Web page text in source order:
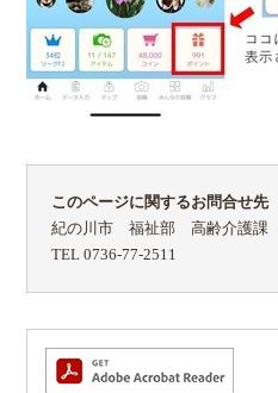
このページに関するお問合せ先
紀の川市 福祉部 高齢介護課
TEL 0736-77-2511